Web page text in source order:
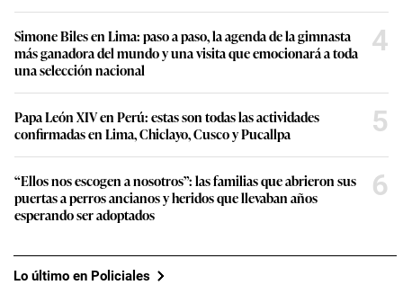
Simone Biles en Lima: paso a paso, la agenda de la gimnasta
más ganadora del mundo y una visita que emocionará a toda
una selección nacional
4
Papa León XIV en Perú: estas son todas las actividades
confirmadas en Lima, Chiclayo, Cusco y Pucallpa
5
“Ellos nos escogen a nosotros”: las familias que abrieron sus
puertas a perros ancianos y heridos que llevaban años
esperando ser adoptados
6
Lo último en Policiales